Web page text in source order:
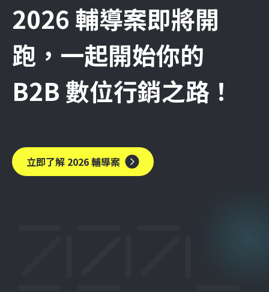
2026 輔導案即將開
跑，一起開始你的
B2B 數位行銷之路！
立即了解 2026 輔導案